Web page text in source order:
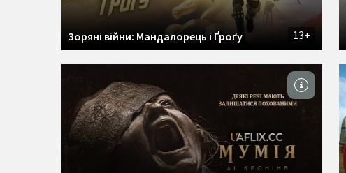
13+
Зоряні війни: Мандалорець і Ґроґу